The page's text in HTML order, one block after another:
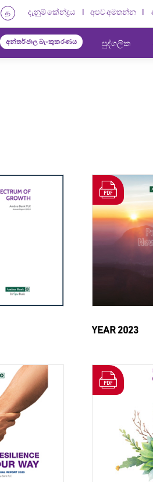
த දැනුම් කේන්ද්‍රය අපව අමතන්න
අන්තර්ජාල බැංකුකරණය පුද්ගලික
YEAR 2023